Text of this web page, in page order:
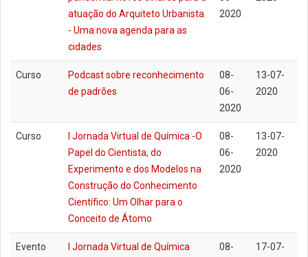
atuação do Arquiteto Urbanista
- Uma nova agenda para as
cidades
2020
Curso
Podcast sobre reconhecimento
de padrões
08-
06-
2020
13-07-
2020
Curso
I Jornada Virtual de Química -O
Papel do Cientista, do
Experimento e dos Modelos na
Construção do Conhecimento
Científico: Um Olhar para o
Conceito de Átomo
08-
06-
2020
13-07-
2020
Evento I Jornada Virtual de Química
08-
17-07-